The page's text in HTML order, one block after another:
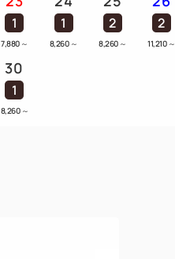
1
7,880 ～
1
8,260 ～
2
8,260 ～
2
11,210 ～
30
1
8,260 ～